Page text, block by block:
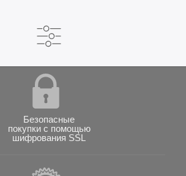
Безопасные
покупки с помощью
шифрования SSL